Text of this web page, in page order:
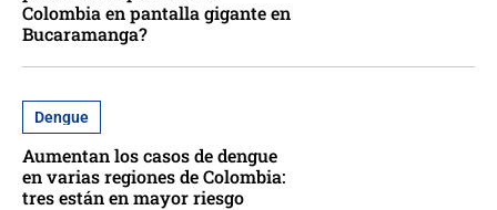
Colombia en pantalla gigante en
Bucaramanga?
Dengue
Aumentan los casos de dengue
en varias regiones de Colombia:
tres están en mayor riesgo